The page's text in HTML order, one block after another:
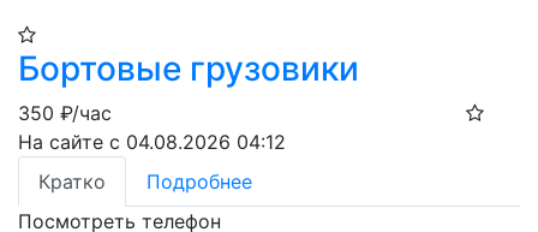
Бортовые грузовики
350 ₽/час
На сайте с 04.08.2026 04:12
Кратко
Подробнее
Посмотреть телефон